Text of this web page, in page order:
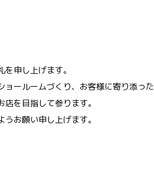
申し上げます。
ョールームづくり、お客様に寄り添った
を目指して参ります。
お願い申し上げます。